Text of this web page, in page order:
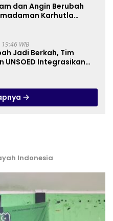
dan Angin Berubah
Karhutla
WIB
Jadi Berkah, Tim
UNSOED Integrasikan
Indonesia